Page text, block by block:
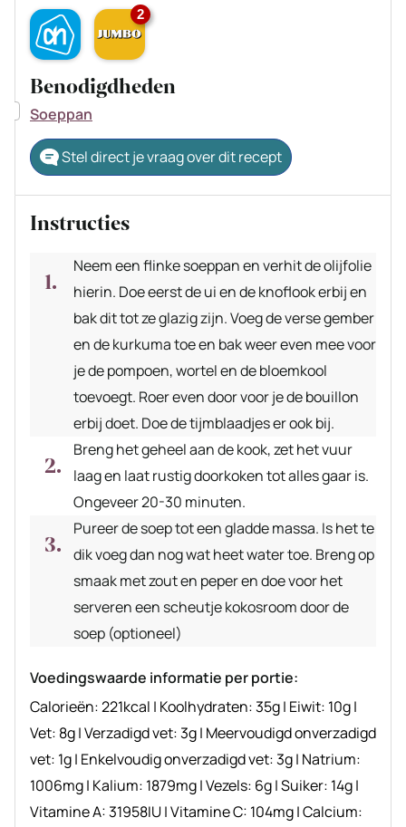
2
Benodigdheden
▢
Soeppan
Stel direct je vraag over dit recept
Instructies
Neem een flinke soeppan en verhit de olijfolie
hierin. Doe eerst de ui en de knoflook erbij en
bak dit tot ze glazig zijn. Voeg de verse gember
en de kurkuma toe en bak weer even mee voor
je de pompoen, wortel en de bloemkool
toevoegt. Roer even door voor je de bouillon
erbij doet. Doe de tijmblaadjes er ook bij.
Breng het geheel aan de kook, zet het vuur
laag en laat rustig doorkoken tot alles gaar is.
Ongeveer 20-30 minuten.
Pureer de soep tot een gladde massa. Is het te
dik voeg dan nog wat heet water toe. Breng op
smaak met zout en peper en doe voor het
serveren een scheutje kokosroom door de
soep (optioneel)
Voedingswaarde informatie per portie:
Calorieën:221kcal | Koolhydraten:35g| Eiwit: 10g|
Vet: 8g|Verzadigd vet:3g| Meervoudigd onverzadigd
vet: 1g| Enkelvoudig onverzadigd vet:3g| Natrium:
1006mg| Kalium: 1879mg|Vezels: 6g|Suiker: 14g|
Vitamine A:31958IU|Vitamine C: 104mg|Calcium: